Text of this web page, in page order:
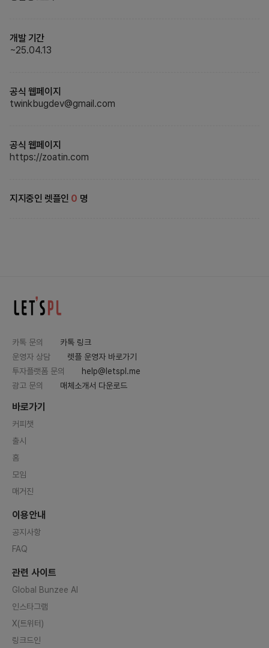
개발 기간
~25.04.13
공식 웹페이지
twinkbugdev@gmail.com
공식 웹페이지
https://zoatin.com
지지중인 렛플인 0 명
카톡 문의
카톡 링크
운영자 상담
렛플 운영자 바로가기
투자플랫폼 문의
help@letspl.me
광고 문의
매체소개서 다운로드
바로가기
커피챗
출시
홈
모임
매거진
이용안내
공지사항
FAQ
관련 사이트
Global Bunzee AI
인스타그램
X(트위터)
링크드인